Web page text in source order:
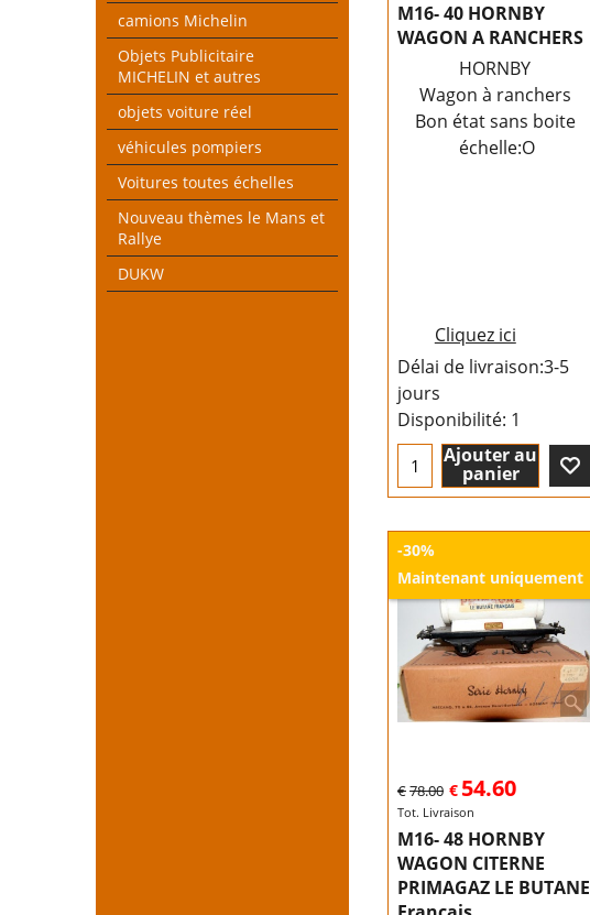
camions Michelin
Objets Publicitaire
MICHELIN et autres
objets voiture réel
véhicules pompiers
Voitures toutes échelles
Nouveau thèmes le Mans et
Rallye
DUKW
M16- 40 HORNBY
WAGON A RANCHERS
HORNBY
Wagon à ranchers
Bon état sans boite
échelle:O
Cliquez ici
Délai de livraison:3-5
jours
Disponibilité: 1
Ajouter au
panier
-30%
Maintenant uniquement
€78.00 € 54.60
Tot. Livraison
M16- 48 HORNBY
WAGON CITERNE
PRIMAGAZ LE BUTANE